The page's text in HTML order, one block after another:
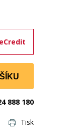
888 180
Tisk